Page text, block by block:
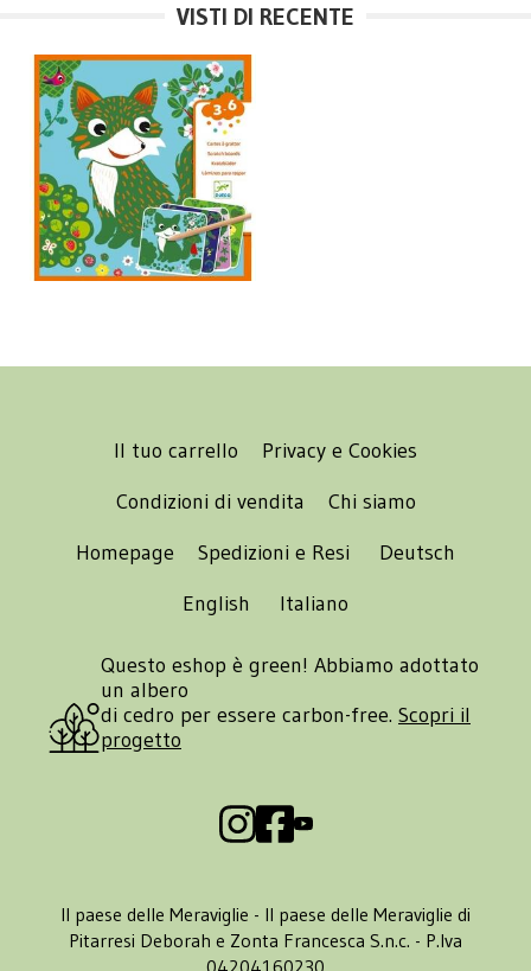
VISTI DI RECENTE
Il tuo carrello
Privacy e Cookies
Condizioni di vendita
Chi siamo
Homepage
Spedizioni e Resi
Deutsch
English
Italiano
Questo eshop è green! Abbiamo adottato
un albero
di cedro per essere carbon-free. Scopri il
progetto
Il paese delle Meraviglie - Il paese delle Meraviglie di
Pitarresi Deborah e Zonta Francesca S.n.c. - P.Iva
04204160230